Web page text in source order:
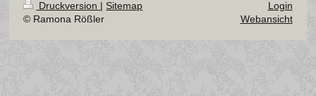
Druckversion | Sitemap
© Ramona Rößler
Login
Webansicht